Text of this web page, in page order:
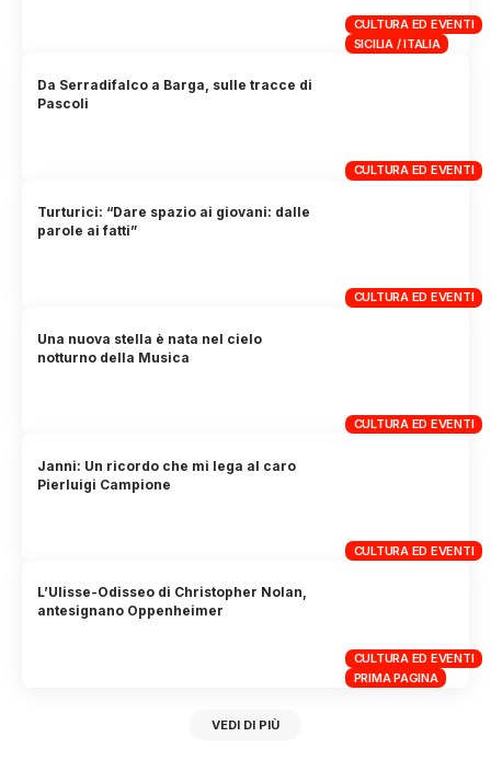
CULTURA ED EVENTI
SICILIA / ITALIA
CULTURA ED EVENTI
Da Serradifalco a Barga, sulle tracce di
Pascoli
CULTURA ED EVENTI
Turturici: “Dare spazio ai giovani: dalle
parole ai fatti”
CULTURA ED EVENTI
Una nuova stella è nata nel cielo
notturno della Musica
CULTURA ED EVENTI
Janni: Un ricordo che mi lega al caro
Pierluigi Campione
CULTURA ED EVENTI
PRIMA PAGINA
L’Ulisse-Odisseo di Christopher Nolan,
antesignano Oppenheimer
VEDI DI PIÙ